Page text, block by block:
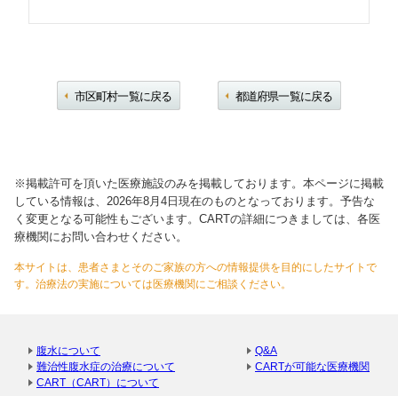
市区町村一覧に戻る 都道府県一覧に戻る
※掲載許可を頂いた医療施設のみを掲載しております。本ページに掲載
している情報は、2026年8月4日現在のものとなっております。予告な
く変更となる可能性もございます。CARTの詳細につきましては、各医
療機関にお問い合わせください。
本サイトは、患者さまとそのご家族の方への情報提供を目的にしたサイトで
す。治療法の実施については医療機関にご相談ください。
腹水について
難治性腹水症の治療について
CART（CART）について
Q&A
CARTが可能な医療機関